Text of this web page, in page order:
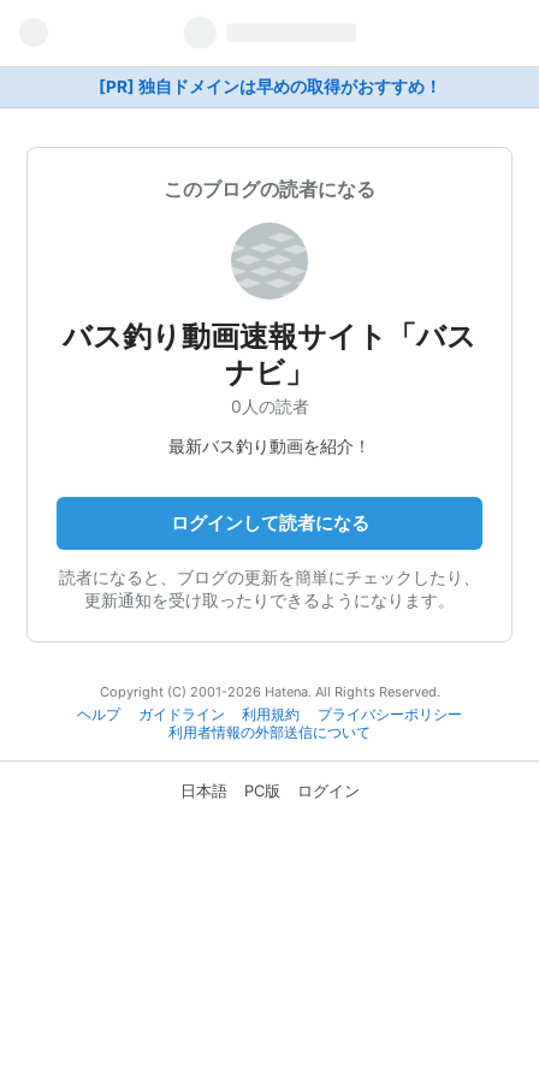
[PR] 独自ドメインは早めの取得がおすすめ！
このブログの読者になる
バス釣り動画速報サイト「バス
ナビ」
0人の読者
最新バス釣り動画を紹介！
ログインして読者になる
読者になると、ブログの更新を簡単にチェックしたり、
更新通知を受け取ったりできるようになります。
Copyright (C) 2001-2026 Hatena. All Rights Reserved.
ヘルプ
ガイドライン 利用規約
プライバシーポリシー
利用者情報の外部送信について
日本語 PC版 ログイン